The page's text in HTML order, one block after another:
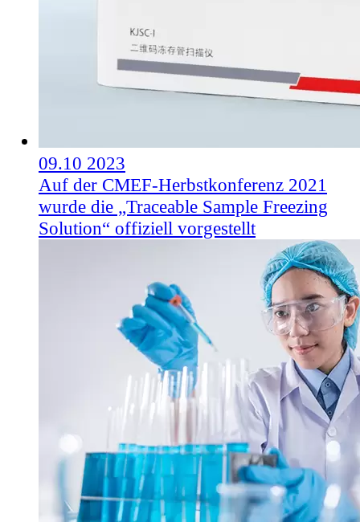
09.10 2023
Auf der CMEF-Herbstkonferenz 2021
wurde die „Traceable Sample Freezing
Solution“ offiziell vorgestellt